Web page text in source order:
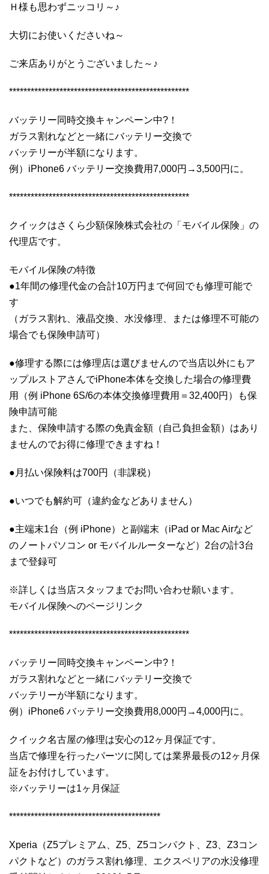
Ｈ様も思わずニッコリ～♪
大切にお使いくださいね～
ご来店ありがとうございました～♪
**************************************************
バッテリー同時交換キャンペーン中?！
ガラス割れなどと一緒にバッテリー交換で
バッテリーが半額になります。
例）iPhone6 バッテリー交換費用7,000円→3,500円に。
**************************************************
クイックはさくら少額保険株式会社の「モバイル保険」の
代理店です。
モバイル保険の特徴
●1年間の修理代金の合計10万円まで何回でも修理可能で
す
（ガラス割れ、液晶交換、水没修理、または修理不可能の
場合でも保険申請可）
●修理する際には修理店は選びませんので当店以外にもア
ップルストアさんでiPhone本体を交換した場合の修理費
用（例 iPhone 6S/6の本体交換修理費用＝32,400円）も保
険申請可能
また、保険申請する際の免責金額（自己負担金額）はあり
ませんのでお得に修理できますね！
●月払い保険料は700円（非課税）
●いつでも解約可（違約金などありません）
●主端末1台（例 iPhone）と副端末（iPad or Mac Airなど
のノートパソコン or モバイルルーターなど）2台の計3台
まで登録可
※詳しくは当店スタッフまでお問い合わせ願います。
モバイル保険へのページリンク
**************************************************
バッテリー同時交換キャンペーン中?！
ガラス割れなどと一緒にバッテリー交換で
バッテリーが半額になります。
例）iPhone6 バッテリー交換費用8,000円→4,000円に。
クイック名古屋の修理は安心の12ヶ月保証です。
当店で修理を行ったパーツに関しては業界最長の12ヶ月保
証をお付けしています。
※バッテリーは1ヶ月保証
******************************************
Xperia（Z5プレミアム、Z5、Z5コンパクト、Z3、Z3コン
パクトなど）のガラス割れ修理、エクスペリアの水没修理